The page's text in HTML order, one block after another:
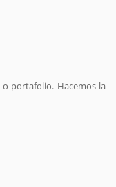
portafolio. Hacemos la